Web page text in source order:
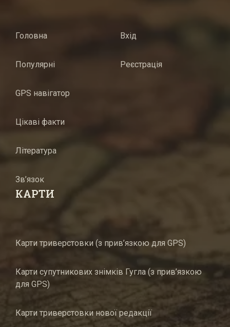
Головна
Популярні
GPS навігатор
Цікаві факти
Література
Зв’язок
Вхід
Реєстрація
КАРТИ
Карти триверстовки (з прив’язкою для GPS)
Карти супутникових знімків Гугла (з прив’язкою
для GPS)
Карти триверстовки нової редакції